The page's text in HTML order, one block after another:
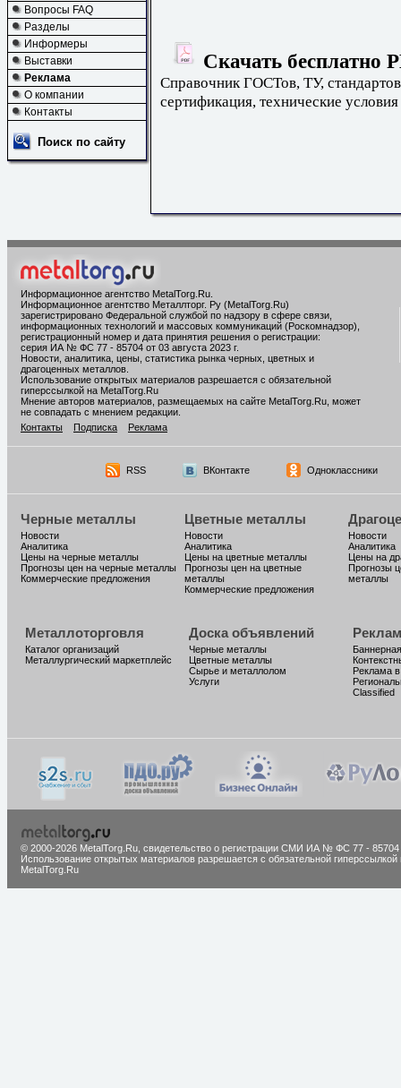
Вопросы FAQ
Разделы
Информеры
Выставки
Реклама
О компании
Контакты
Поиск по сайту
Скачать бесплатно
Справочник ГОСТов, ТУ,
сертификация, технические условия
Информационное агентство MetalTorg.Ru
Информационное агентство Металлторг. Ру (MetalTorg.Ru)
зарегистрировано Федеральной службой по надзору в сфере связи,
информационных технологий и массовых коммуникаций (Роскомнадзор),
регистрационный номер и дата принятия решения о регистрации:
серия ИА № ФС 77 - 85704 от 03 августа 2023 г.
Новости, аналитика, цены, статистика рынка черных, цветных и
драгоценных металлов.
Использование открытых материалов разрешается с обязательной
гиперссылкой на MetalTorg.Ru
Мнение авторов материалов, размещаемых на сайте MetalTorg.Ru, может
не совпадать с мнением редакции.
Контакты
Подписка Реклама
RSS ВКонтакте Одноклассники
Черные металлы
Новости
Аналитика
Цены на черные металлы
Прогнозы цен на черные металлы
Коммерческие предложения
Цветные металлы
Новости
Аналитика
Цены на цветные металлы
Прогнозы цен на цветные
металлы
Коммерческие предложения
Новости
Аналитика
Цены на
Прогнозы
металлы
Металлоторговля
Каталог организаций
Металлургический маркетплейс
Доска объявлений
Черные металлы
Цветные металлы
Сырье и металлолом
Услуги
Реклама
Classified
© 2000-2026 MetalTorg.Ru, cвидетельство о регистрации СМИ ИА № ФС 77 - 85704
Использование открытых материалов разрешается с обязательной гиперссылкой
MetalTorg.Ru